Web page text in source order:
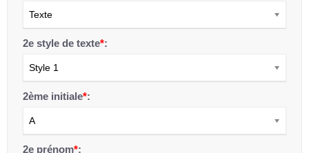
Texte
2e style de texte*:
Style 1
2ème initiale*:
A
2e prénom*: